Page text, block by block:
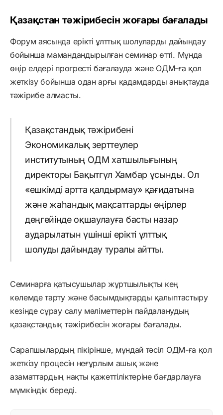
Қазақстан тәжірибесін жоғары бағалады
Форум аясында ерікті ұлттық шолуларды дайындау
бойынша мамандандырылған семинар өтті. Мұнда
өңір елдері прогресті бағалауда және ОДМ-ға қол
жеткізу бойынша одан арғы қадамдарды анықтауда
тәжірибе алмасты.
Қазақстандық тәжірибені
Экономикалық зерттеулер
институтының ОДМ хатшылығының
директоры Бақытгүл Хамбар ұсынды. Ол
«ешкімді артта қалдырмау» қағидатына
және жаһандық мақсаттарды өңірлер
деңгейінде оқшаулауға басты назар
аударылатын үшінші ерікті ұлттық
шолуды дайындау туралы айтты.
Семинарға қатысушылар жұртшылықты кең
көлемде тарту және басымдықтарды қалыптастыру
кезінде сұрау салу мәліметтерін пайдаланудың
қазақстандық тәжірибесін жоғары бағалады.
Сарапшылардың пікірінше, мұндай тәсіл ОДМ-ға қол
жеткізу процесін неғұрлым ашық және
азаматтардың нақты қажеттіліктеріне бағдарлауға
мүмкіндік береді.